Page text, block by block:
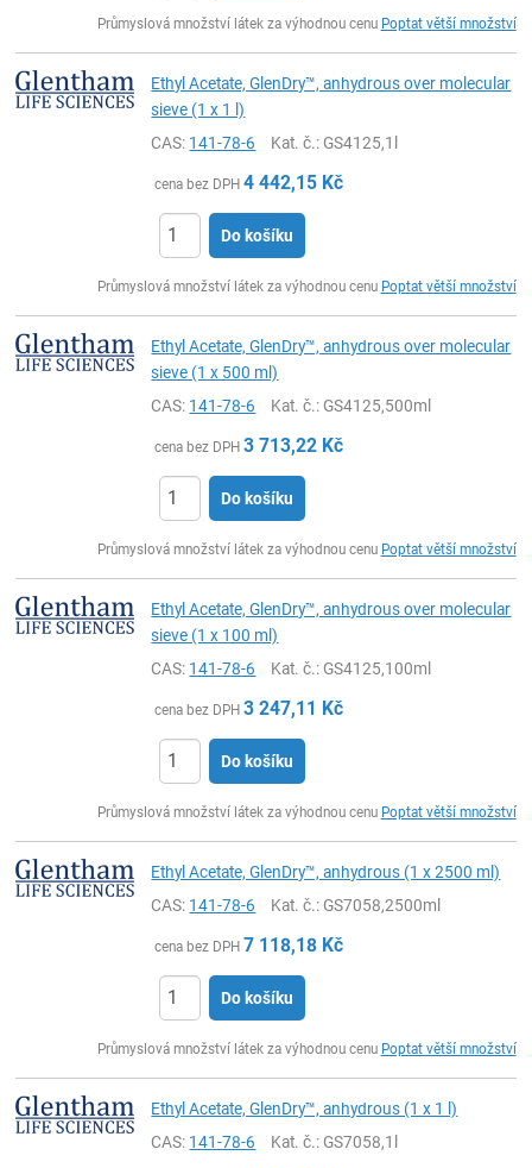
Průmyslová množství látek za výhodnou cenu Poptat větší množství
Ethyl Acetate, GlenDry™, anhydrous over molecular
sieve (1 x 1 l)
CAS: 141-78-6 Kat. č.: GS4125,1l
cena bez DPH 4 442,15 Kč
Do košíku
Průmyslová množství látek za výhodnou cenu Poptat větší množství
Ethyl Acetate, GlenDry™, anhydrous over molecular
sieve (1 x 500 ml)
CAS: 141-78-6 Kat. č.: GS4125,500ml
cena bez DPH 3 713,22 Kč
Do košíku
Průmyslová množství látek za výhodnou cenu Poptat větší množství
Ethyl Acetate, GlenDry™, anhydrous over molecular
sieve (1 x 100 ml)
CAS: 141-78-6 Kat. č.: GS4125,100ml
cena bez DPH 3 247,11 Kč
Do košíku
Průmyslová množství látek za výhodnou cenu Poptat větší množství
Ethyl Acetate, GlenDry™, anhydrous (1 x 2500 ml)
CAS: 141-78-6 Kat. č.: GS7058,2500ml
cena bez DPH 7 118,18 Kč
Do košíku
Průmyslová množství látek za výhodnou cenu Poptat větší množství
Ethyl Acetate, GlenDry™, anhydrous (1 x 1 l)
CAS: 141-78-6 Kat. č.: GS7058,1l